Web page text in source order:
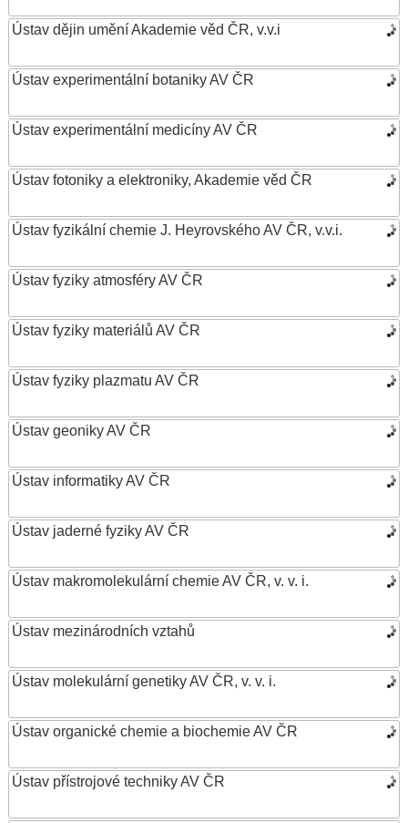
Ústav dějin umění Akademie věd ČR, v.v.i
Ústav experimentální botaniky AV ČR
Ústav experimentální medicíny AV ČR
Ústav fotoniky a elektroniky, Akademie věd ČR
Ústav fyzikální chemie J. Heyrovského AV ČR, v.v.i.
Ústav fyziky atmosféry AV ČR
Ústav fyziky materiálů AV ČR
Ústav fyziky plazmatu AV ČR
Ústav geoniky AV ČR
Ústav informatiky AV ČR
Ústav jaderné fyziky AV ČR
Ústav makromolekulární chemie AV ČR, v. v. i.
Ústav mezinárodních vztahů
Ústav molekulární genetiky AV ČR, v. v. i.
Ústav organické chemie a biochemie AV ČR
Ústav přístrojové techniky AV ČR